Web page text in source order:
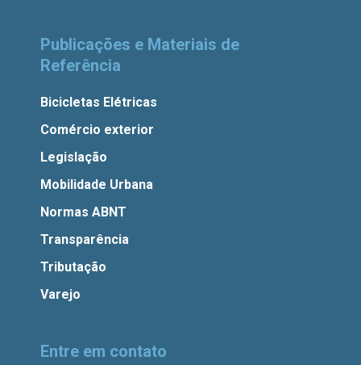
Publicações e Materiais de
Referência
Bicicletas Elétricas
Comércio exterior
Legislação
Mobilidade Urbana
Normas ABNT
Transparência
Tributação
Varejo
Entre em contato